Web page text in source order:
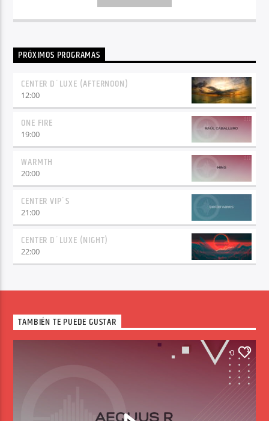
PRÓXIMOS PROGRAMAS
CENTER D´LUXE (AFTERNOON)
12:00
ONE FIRE
19:00
WARMTH
20:00
CENTER VIP´S
21:00
CENTER D´LUXE (NIGHT)
22:00
TAMBIÉN TE PUEDE GUSTAR
0